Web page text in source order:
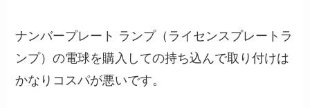
ナンバープレート ランプ（ライセンスプレートラ
ンプ）の電球を購入しての持ち込んで取り付けは
かなりコスパが悪いです。